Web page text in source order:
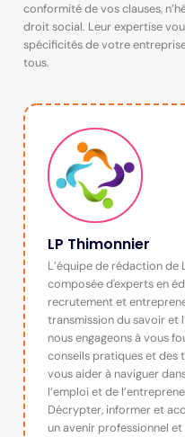
conformité de vos clauses,
droit social. Leur expertise
spécificités de votre
tous.
LP Thimonnier
L’équipe de rédaction de
composée d'experts en
recrutement et
transmission du savoir et
nous engageons à vous
conseils pratiques et des
vous aider à naviguer
l’emploi et de
Décrypter, informer et
un avenir professionnel